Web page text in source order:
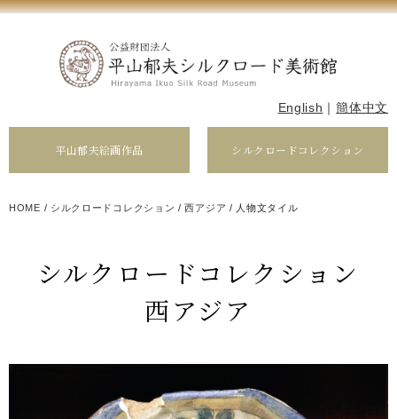
English ｜簡体中文
平山郁夫絵画作品 シルクロードコレクション
HOME / シルクロードコレクション /西アジア / 人物文タイル
シルクロードコレクション
西アジア